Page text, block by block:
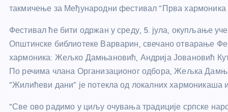
такмичење за Међународни фестивал “Прва хармоника
Фестивал ће бити одржан у среду, 5. јула, окупљање
Општинске библиотеке Варварин, свечано отварање
хармоника: Жељко Дамњановић, Андрија Јовановић
По речима члана Организационог одбора, Жељка
“Жилићеви дани” је потекла од локалних
“Све ово радимо у циљу очувања традиције српске